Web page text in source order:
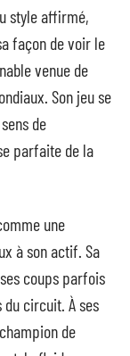
style affirmé,
façon de voir le
venue de
Son jeu se
de
parfaite de la
une
à son actif. Sa
coups parfois
circuit. À ses
de